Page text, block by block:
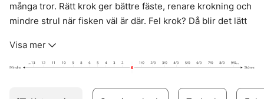
många tror. Rätt krok ger bättre fäste, renare krokning och
mindre strul när fisken väl är där. Fel krok? Då blir det lätt
jobbar som det ska.
Här finns ett brett urval för många fiskesätt, från små
vanliga trekrokar brukar tumregeln vara enkel: krokgapet
Visa mer